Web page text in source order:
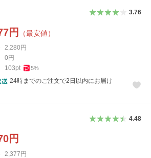
3.76
円 （最安値）
2,280 円
0 円
103pt 5%
24時までのご注文で2日以内にお届け
4.48
円
2,377 円